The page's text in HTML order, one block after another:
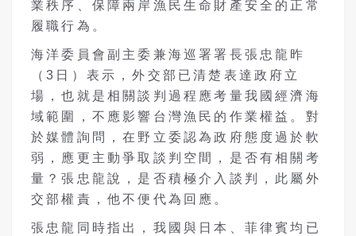
業秩序、保障兩岸漁民生命財產安全的正常
履職行為。
海洋委員會副主委兼海巡署署長張忠龍昨
（3日）表示，外交部已清楚表達政府立
場，也就是相關談判過程應考量我國經濟海
域範圍，不應影響台灣漁民的作業權益。對
於媒體詢問，在野立委認為政府態度過於軟
弱，應更主動爭取談判空間，是否有相關考
量？張忠龍說，是否積極介入談判，此屬外
交部權責，他不便代為回應。
張忠龍同時指出，我國與日本、菲律賓均已